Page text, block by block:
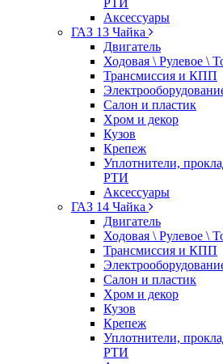
РТИ
Аксессуары
ГАЗ 13 Чайка
Двигатель
Ходовая \ Рулевое \
Трансмиссия и КПП
Салон и пластик
Хром и декор
Кузов
Крепеж
Уплотнители,
РТИ
Аксессуары
ГАЗ 14 Чайка
Двигатель
Ходовая \ Рулевое \
Трансмиссия и КПП
Салон и пластик
Хром и декор
Кузов
Крепеж
Уплотнители,
РТИ